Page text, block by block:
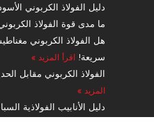
دليل الفولاذ الكربوني
ما مدى قوة الفولاذ
هل الفولاذ الكربوني
سريعة! اقرأ المزيد »
الفولاذ الكربوني مقابل
المزيد »